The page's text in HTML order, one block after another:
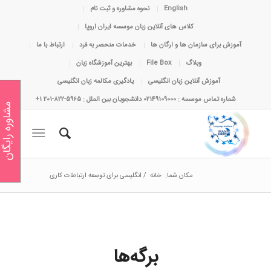
English
نحوه مشاوره و ثبت نام
کلاس های آنلاین زبان موسسه ایران اروپا
آموزش برای سازمان ها و ارگان ها
خدمات منحصر به فرد
ارتباط با ما
وبلاگ
File Box
بهترین آموزشگاه زبان
آموزش آنلاین زبان انگلیسی
یادگیری مکالمه زبان انگلیسی
شماره تماس موسسه : 02149109000 دانشجویان بین الملل : 5965-822-201 1+
مکان شما: خانه / انگلیسی برای توسعه ارتباطات کاری
برگه‌ها